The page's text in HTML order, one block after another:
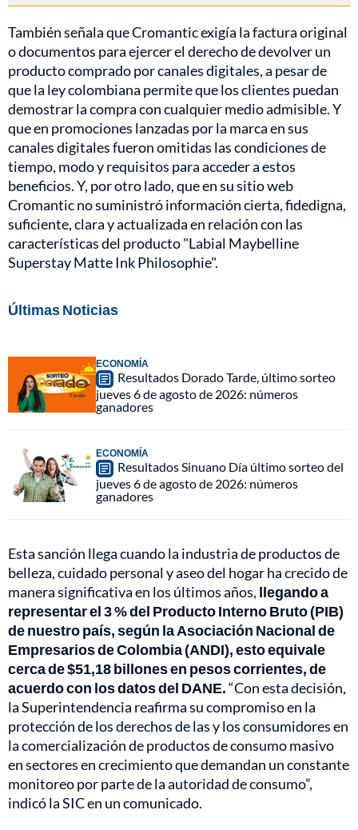
También señala que Cromantic exigía la factura original
o documentos para ejercer el derecho de devolver un
producto comprado por canales digitales, a pesar de
que la ley colombiana permite que los clientes puedan
demostrar la compra con cualquier medio admisible. Y
que en promociones lanzadas por la marca en sus
canales digitales fueron omitidas las condiciones de
tiempo, modo y requisitos para acceder a estos
beneficios. Y, por otro lado, que en su sitio web
Cromantic no suministró información cierta, fidedigna,
suficiente, clara y actualizada en relación con las
características del producto "Labial Maybelline
Superstay Matte Ink Philosophie".
Últimas Noticias
ECONOMÍA
Resultados Dorado Tarde, último sorteo
jueves 6 de agosto de 2026: números
ganadores
ECONOMÍA
Resultados Sinuano Día último sorteo del
jueves 6 de agosto de 2026: números
ganadores
Esta sanción llega cuando la industria de productos de
belleza, cuidado personal y aseo del hogar ha crecido de
manera significativa en los últimos años, llegando a
representar el 3 % del Producto Interno Bruto (PIB)
de nuestro país, según la Asociación Nacional de
Empresarios de Colombia (ANDI), esto equivale
cerca de $51,18 billones en pesos corrientes, de
acuerdo con los datos del DANE.“Con esta decisión,
la Superintendencia reafirma su compromiso en la
protección de los derechos de las y los consumidores en
la comercialización de productos de consumo masivo
en sectores en crecimiento que demandan un constante
monitoreo por parte de la autoridad de consumo”,
indicó la SIC en un comunicado.